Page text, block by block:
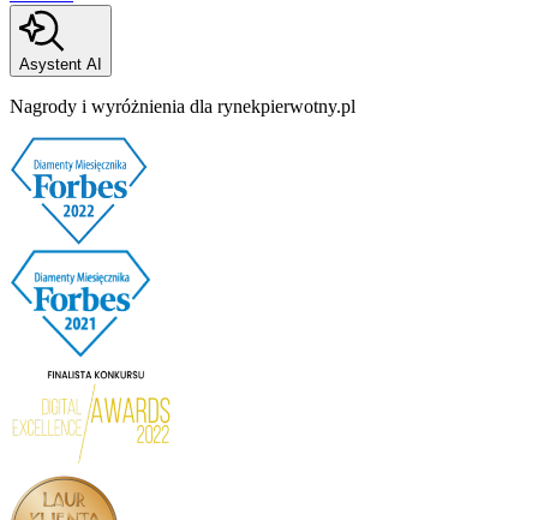
Asystent AI
Nagrody i wyróżnienia dla rynekpierwotny.pl